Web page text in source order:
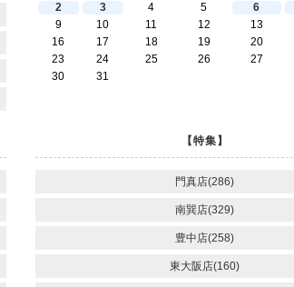
2
3 4 5 6
9
10 11 12 13
16
17 18 19 20
23
24 25 26 27
30
31
【特集】
門真店(286)
南巽店(329)
豊中店(258)
東大阪店(160)